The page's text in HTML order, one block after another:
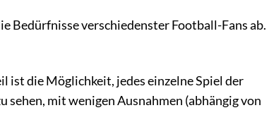
Bedürfnisse verschiedenster Football-Fans ab.
ist die Möglichkeit, jedes einzelne Spiel der
sehen, mit wenigen Ausnahmen (abhängig von